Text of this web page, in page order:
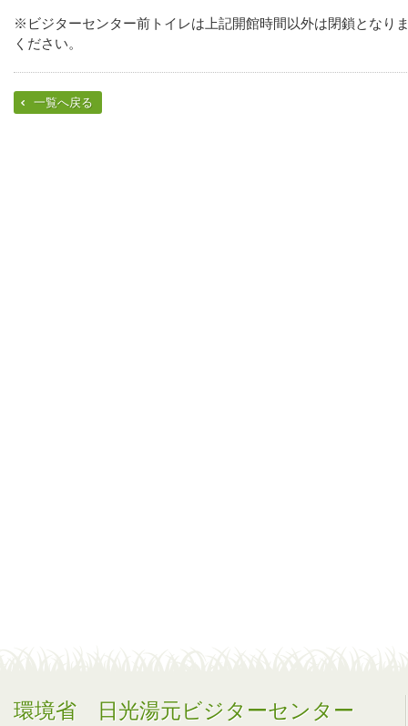
※ビジターセンター前トイレは上記開館時間以外は閉鎖となり
ください。
一覧へ戻る
環境省 日光湯元ビジターセンター